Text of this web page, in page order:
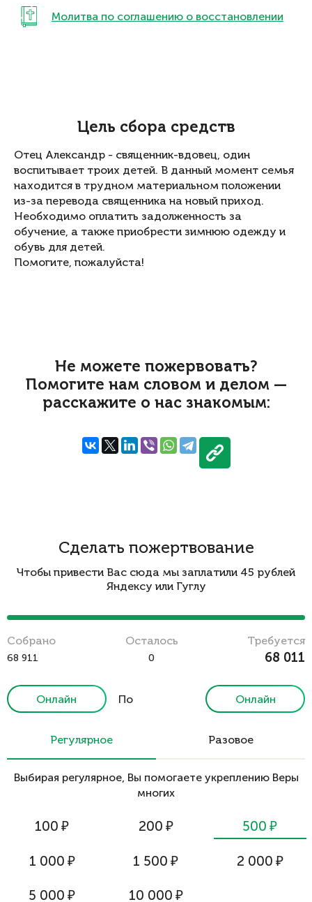
Молитва по соглашению о восстановлении
Цель сбора средств
Отец Александр - священник-вдовец, один
воспитывает троих детей. В данный момент семья
находится в трудном материальном положении
из-за перевода священника на новый приход.
Необходимо оплатить задолженность за
обучение, а также приобрести зимнюю одежду и
обувь для детей.
Помогите, пожалуйста!
Не можете пожервовать?
Помогите нам словом и делом —
расскажите о нас знакомым:
Сделать пожертвование
Чтобы привести Вас сюда мы заплатили 45 рублей
Яндексу или Гуглу
Cобрано
68 911
Осталось
0
Требуется
68 011
Онлайн
По
Онлайн
Регулярное Разовое
Выбирая регулярное, Вы помогаете укреплению Веры
многих
100 ₽ 200 ₽ 500 ₽
1 000 ₽ 1 500 ₽ 2 000 ₽
5 000 ₽ 10 000 ₽